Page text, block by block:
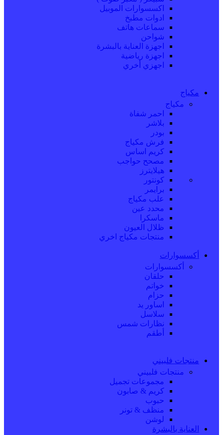
اكسسوارات الموبيل
ادوات مطبخ
سماعات هاتف
شواحن
اجهزة العناية بالبشرة
اجهزة رياضية
اجهزي أخري
مكياج
مكياج
احمر شفاة
بلاشر
بودر
فرش مكياج
كريم اساس
مصحح حواجب
هيلايترز
كونتور
برايمر
علب مكياج
محدد عين
ماسكرا
ظلال العيون
منتجات مكياج اخري
أكسسوارات
أكسسوارات
حلقان
خواتم
حزام
اساور يد
سلاسل
نظارات شمس
أطقم
منتجات فلبيني
منتجات فلبيني
مجموعات تجميل
كريم & صابون
حبوب
منظف & تونر
لوشن
العناية بالبشرة